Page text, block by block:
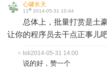
心啸长天
11# 2014-05-31 10:44
总体上，批量打赏是土
让你的程序员去干点正事儿吧
loli2014-05-31 14:00
说的好，赞一个